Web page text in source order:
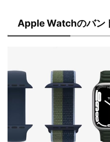
Apple Watchのバン